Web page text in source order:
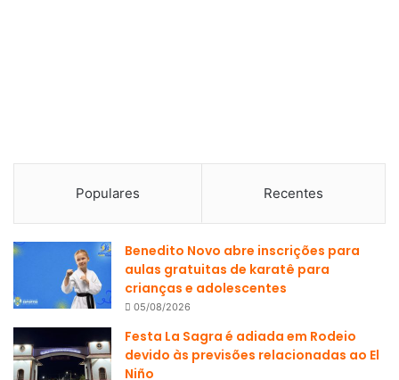
Populares Recentes
Benedito Novo abre inscrições para
aulas gratuitas de karatê para
crianças e adolescentes
05/08/2026
Festa La Sagra é adiada em Rodeio
devido às previsões relacionadas ao El
Niño